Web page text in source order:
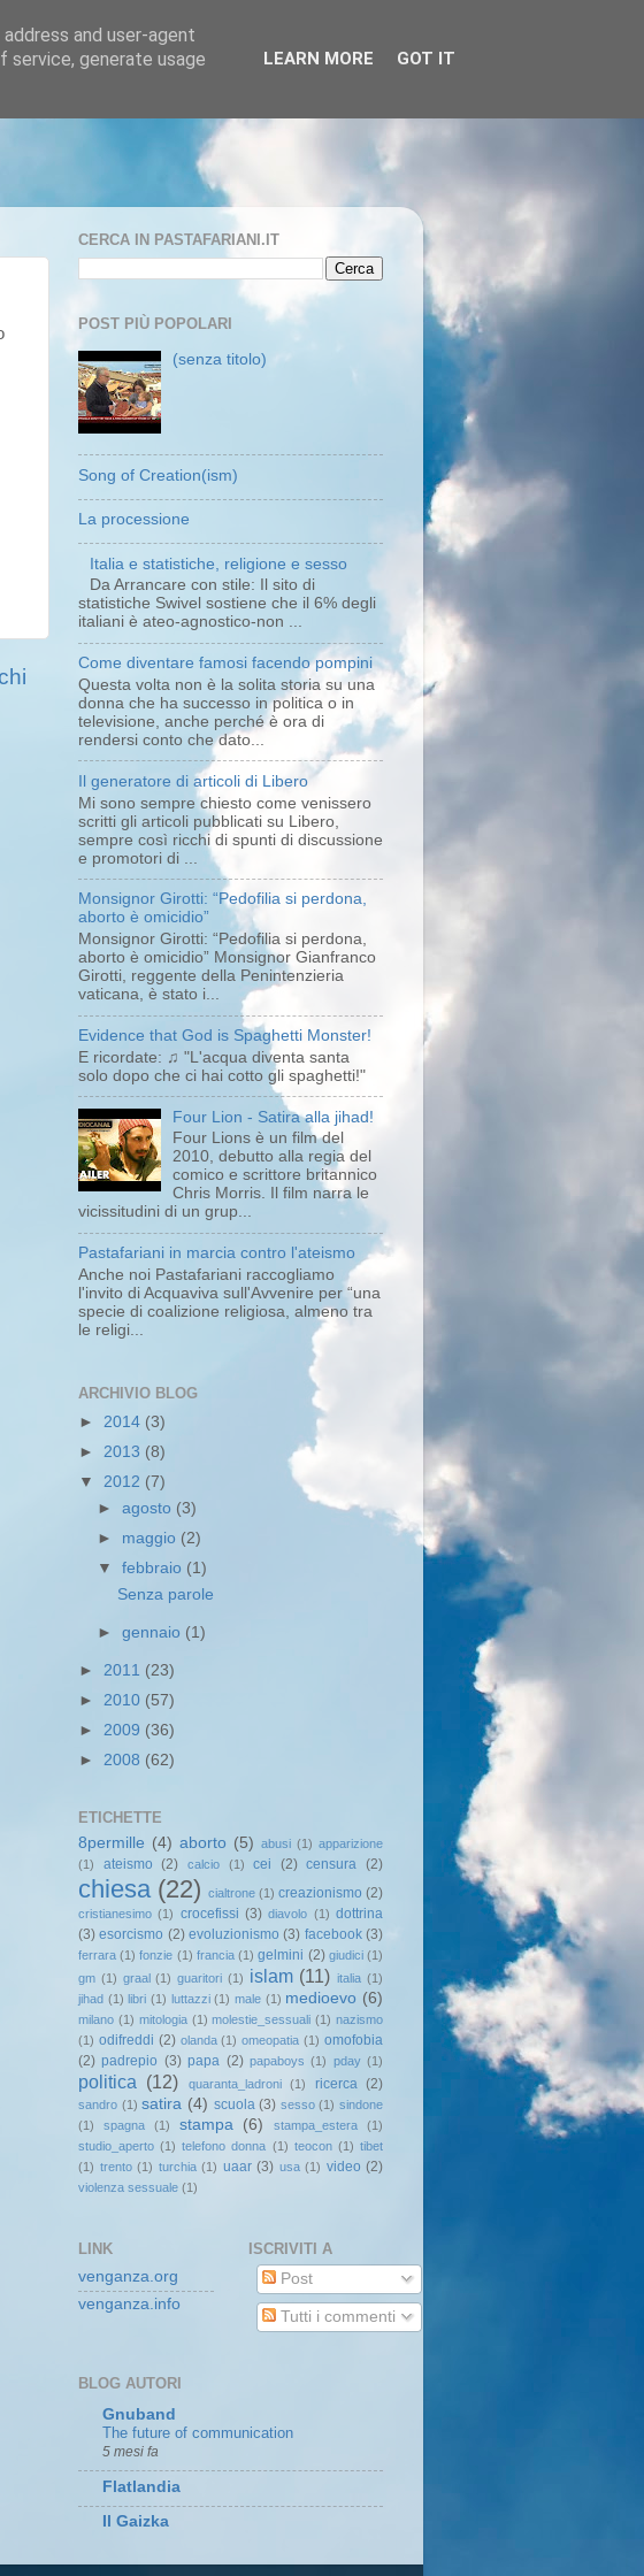
CERCA IN PASTAFARIANI.IT
POST PIÙ POPOLARI
(senza titolo)
Song of Creation(ism)
La processione
Italia e statistiche, religione e sesso
Da Arrancare con stile: Il sito di
statistiche Swivel sostiene che il 6% degli
italiani è ateo-agnostico-non ...
Come diventare famosi facendo pompini
Questa volta non è la solita storia su una
donna che ha successo in politica o in
televisione, anche perché è ora di
rendersi conto che dato...
Il generatore di articoli di Libero
Mi sono sempre chiesto come venissero
scritti gli articoli pubblicati su Libero,
sempre così ricchi di spunti di discussione
e promotori di ...
Monsignor Girotti: “Pedofilia si perdona,
aborto è omicidio”
Monsignor Girotti: “Pedofilia si perdona,
aborto è omicidio” Monsignor Gianfranco
Girotti, reggente della Penintenzieria
vaticana, è stato i...
Evidence that God is Spaghetti Monster!
E ricordate: ♫ "L'acqua diventa santa
solo dopo che ci hai cotto gli spaghetti!"
Four Lion - Satira alla jihad!
Four Lions è un film del
2010, debutto alla regia del
comico e scrittore britannico
Chris Morris. Il film narra le
vicissitudini di un grup...
Pastafariani in marcia contro l'ateismo
Anche noi Pastafariani raccogliamo
l'invito di Acquaviva sull'Avvenire per “una
specie di coalizione religiosa, almeno tra
le religi...
ARCHIVIO BLOG
► 2014 (3)
► 2013 (8)
▼ 2012 (7)
►agosto (3)
► maggio (2)
▼febbraio (1)
Senza parole
►gennaio (1)
► 2011 (23)
► 2010 (57)
► 2009 (36)
► 2008 (62)
ETICHETTE
8permille (4) aborto (5) abusi (1) apparizione
(1)
ateismo (2) calcio (1) cei (2) censura (2)
chiesa (22) cialtrone (1) creazionismo (2)
cristianesimo (1) crocefissi (3) diavolo (1) dottrina
(3) esorcismo (2) evoluzionismo (3) facebook (3)
ferrara (1) fonzie (1) francia (1) gelmini (2) giudici (1)
gm (1) graal (1) guaritori (1) islam (11) italia (1)
jihad (1) libri (1) luttazzi (1) male (1) medioevo (6)
milano (1) mitologia (1) molestie_sessuali (1) nazismo
(1) odifreddi (2) olanda (1) omeopatia (1) omofobia
(2) padrepio (3) papa (2) papaboys (1) pday (1)
politica (12) quaranta_ladroni (1) ricerca (2)
sandro (1) satira (4) scuola (3) sesso (1) sindone
(1)
spagna (1) stampa (6) stampa_estera
(1)
studio_aperto (1) telefono donna (1) teocon (1) tibet
(1) trento (1) turchia (1) uaar (3) usa (1) video (2)
violenza sessuale (1)
LINK
venganza.org
venganza.info
ISCRIVITI A
Post
Tutti i commenti
BLOG AUTORI
Gnuband
The future of communication
5 mesi fa
Flatlandia
Il Gaizka
and user-agent
service, generate usage
LEARN MORE GOT IT